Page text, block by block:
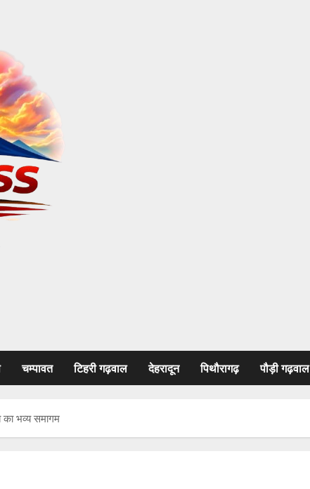
चम्पावत टिहरी गढ़वाल देहरादून पिथौरागढ़ पौड़ी गढ़वाल
का भव्य समागम